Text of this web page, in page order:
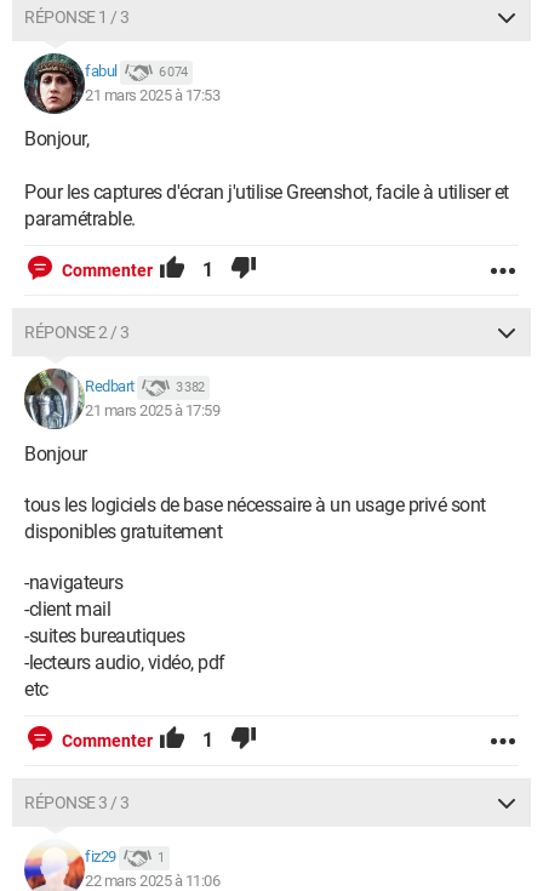
RÉPONSE 1 / 3
fabul 6 074
21 mars 2025 à 17:53
Bonjour,
Pour les captures d'écran j'utilise Greenshot, facile à utiliser et
paramétrable.
Commenter 1
RÉPONSE 2 / 3
Redbart 3 382
21 mars 2025 à 17:59
Bonjour
tous les logiciels de base nécessaire à un usage privé sont
disponibles gratuitement
-navigateurs
-client mail
-suites bureautiques
-lecteurs audio, vidéo, pdf
etc
Commenter 1
RÉPONSE 3 / 3
fiz29 1
22 mars 2025 à 11:06